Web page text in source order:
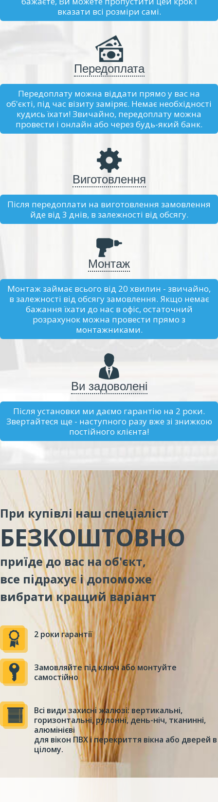
вказати всі розміри самі.
Передоплата
Передоплату можна віддати прямо у вас на
об'єкті, під час візиту заміряє. Немає необхідності
кудись їхати! Звичайно, передоплату можна
провести і онлайн або через будь-який банк.
Виготовлення
Після передоплати на виготовлення замовлення
йде від 3 днів, в залежності від обсягу.
Монтаж
Монтаж займає всього від 20 хвилин - звичайно,
в залежності від обсягу замовлення. Якщо немає
бажання їхати до нас в офіс, остаточний
розрахунок можна провести прямо з
монтажниками.
Ви задоволені
Після установки ми даємо гарантію на 2 роки.
Звертайтеся ще - наступного разу вже зі знижкою
постійного клієнта!
При купівлі наш спеціаліст
БЕЗКОШТОВНО
приїде до вас на об'єкт,
все підрахує і допоможе
вибрати кращий варіант
2 роки гарантії
Замовляйте під ключ або монтуйте
самостійно
Всі види захисні жалюзі: вертикальні,
горизонтальні, рулонні, день-ніч, тканинні,
алюмінієві
для вікон ПВХ і перекриття вікна або дверей в
цілому.